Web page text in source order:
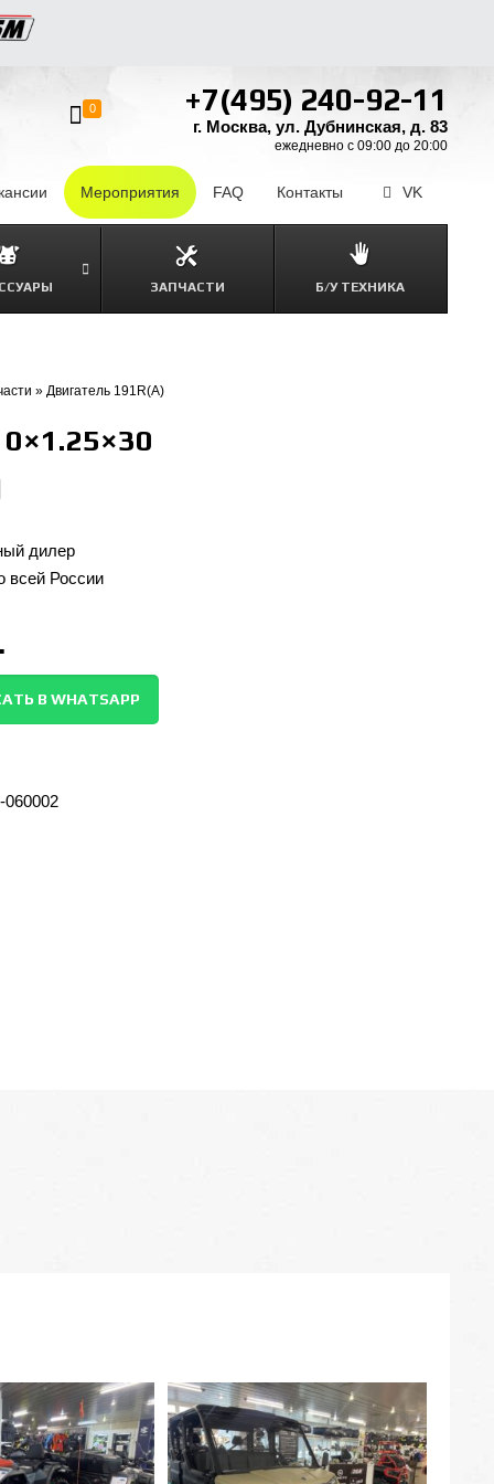
Мероприятия FAQ Контакты VK
ЗАПЧАСТИ Б/У ТЕХНИКА
+7(495) 240-92-11
г. Москва, ул. Дубнинская, д. 83
ежедневно с 09:00 до 20:00
0
»Двигатель 191R(A)
дилер
всей России
В WHATSAPP
060002